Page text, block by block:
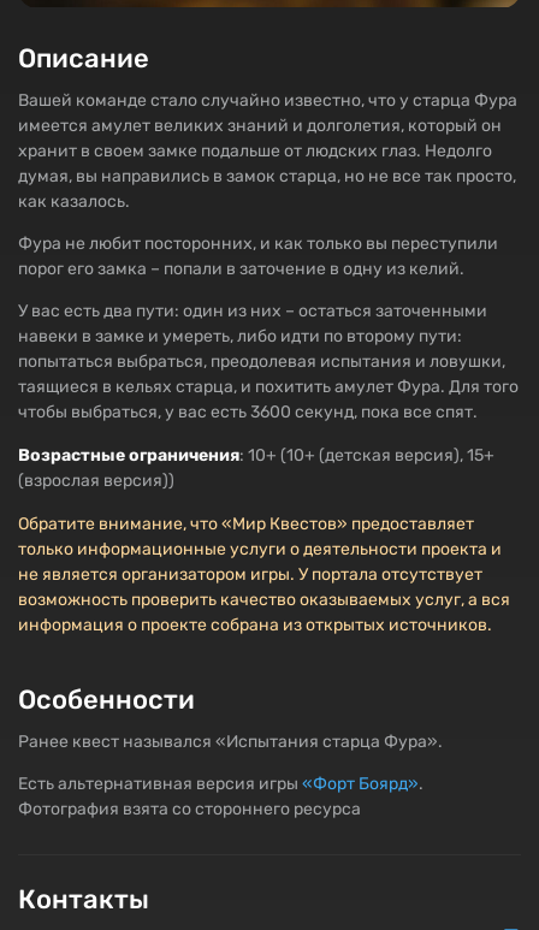
Описание
Вашей команде стало случайно известно, что у старца Фура
имеется амулет великих знаний и долголетия, который он
хранит в своем замке подальше от людских глаз. Недолго
думая, вы направились в замок старца, но не все так просто,
как казалось.
Фура не любит посторонних, и как только вы переступили
порог его замка – попали в заточение в одну из келий.
У вас есть два пути: один из них – остаться заточенными
навеки в замке и умереть, либо идти по второму пути:
попытаться выбраться, преодолевая испытания и ловушки,
таящиеся в кельях cтарца, и похитить амулет Фура. Для того
чтобы выбраться, у вас есть 3600 секунд, пока все спят.
Возрастные ограничения: 10+ (10+ (детская версия), 15+
(взрослая версия))
Обратите внимание, что «Мир Квестов» предоставляет
только информационные услуги о деятельности проекта и
не является организатором игры. У портала отсутствует
возможность проверить качество оказываемых услуг, а вся
информация о проекте собрана из открытых источников.
Особенности
Ранее квест назывался «Испытания старца Фура».
Есть альтернативная версия игры «Форт Боярд».
Фотография взята со стороннего ресурса
Контакты